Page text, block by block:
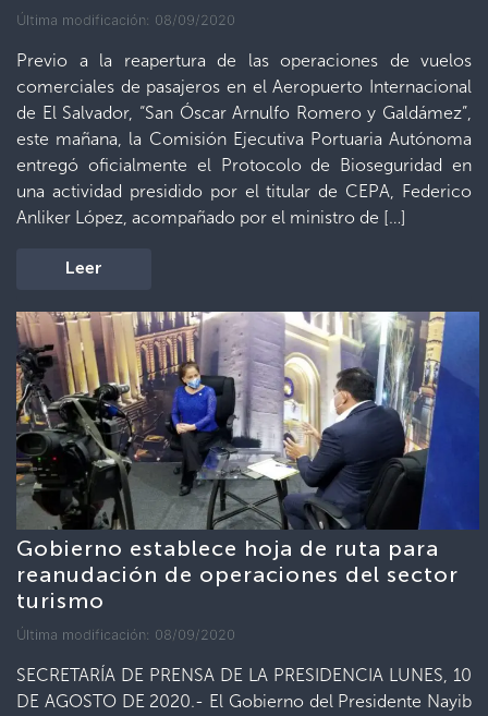
Última modificación: 08/09/2020
Previo a la reapertura de las operaciones de vuelos
comerciales de pasajeros en el Aeropuerto Internacional
de El Salvador, “San Óscar Arnulfo Romero y Galdámez”,
este mañana, la Comisión Ejecutiva Portuaria Autónoma
entregó oficialmente el Protocolo de Bioseguridad en
una actividad presidido por el titular de CEPA, Federico
Anliker López, acompañado por el ministro de […]
Leer
Gobierno establece hoja de ruta para
reanudación de operaciones del sector
turismo
Última modificación: 08/09/2020
SECRETARÍA DE PRENSA DE LA PRESIDENCIA LUNES, 10
DE AGOSTO DE 2020.- El Gobierno del Presidente Nayib